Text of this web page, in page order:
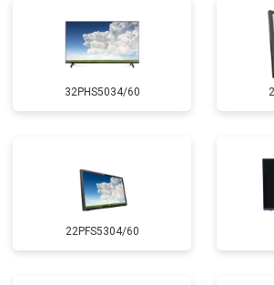
32PHS5034/60
22PFS5304/60